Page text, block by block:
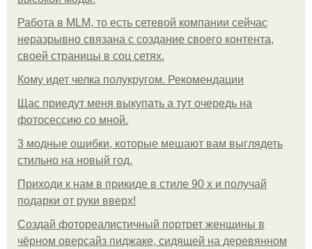
Работа в MLM, то есть сетевой компании сейчас
неразрывно связана с создание своего контента,
своей страницы в соц сетях.
Кому идет челка полукругом. Рекомендации
Щас приедут меня выкупать а тут очередь на
фотосессию со мной.
3 модные ошибки, которые мешают вам выглядеть
стильно на новый год.
Приходи к нам в прикиде в стиле 90 х и получай
подарки от руки вверх!
Создай фотореалистичный портрет женщины в
чёрном оверсайз пиджаке, сидящей на деревянном